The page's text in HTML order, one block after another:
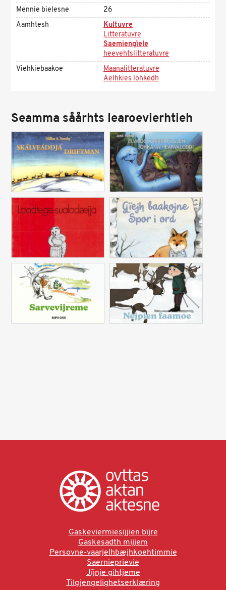
Mennie bielesne
26
Aamhtesh
Kultuvre
Litteratuvre
Saemiengïele
heevehtslitteratuvre
Viehkiebaakoe
Maanalitteratuvre
Aelhkies lohkedh
Seamma såårhts learoevierhtieh
Gaskeviermiesijjien bïjre
Gaskesadth mijjem
Persovne-vaarjelhbæjhkoehtimmie
Saernieprievie
Jïjnje gihtjeme
Tilgjengelighetserklæring